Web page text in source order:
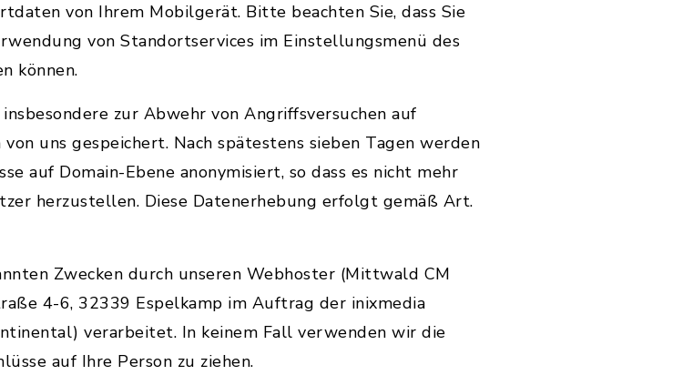
von Ihrem Mobilgerät. Bitte beachten Sie, dass Sie
von Standortservices im Einstellungsmenü des
können.
zur Abwehr von Angriffsversuchen auf
uns gespeichert. Nach spätestens sieben Tagen werden
auf Domain-Ebene anonymisiert, so dass es nicht mehr
herzustellen. Diese Datenerhebung erfolgt gemäß Art.
Zwecken durch unseren Webhoster (Mittwald CM
4-6, 32339 Espelkamp im Auftrag der inixmedia
verarbeitet. In keinem Fall verwenden wir die
auf Ihre Person zu ziehen.